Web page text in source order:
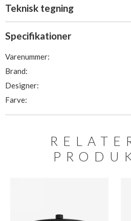
Teknisk tegning
Specifikationer
Varenummer:
Brand:
Designer:
Farve: